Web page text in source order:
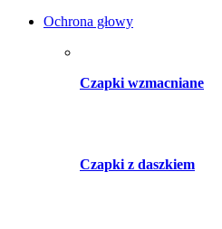
Ochrona głowy
Czapki wzmacniane
Czapki z daszkiem